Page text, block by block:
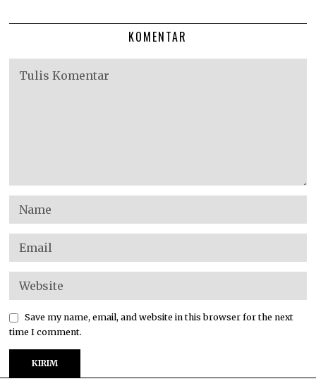
KOMENTAR
Save my name, email, and website in this browser for the next
time I comment.